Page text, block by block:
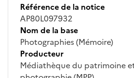
Référence de la notice
AP80L097932
Nom de la base
Photographies (Mémoire)
Producteur
Médiathèque du patrimoine